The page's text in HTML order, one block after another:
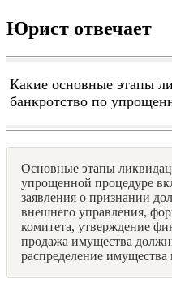
Юрист отвечает
Какие основные этапы
банкротство по
Основные этапы
упрощенной процедуре
заявления о признании
внешнего управления,
комитета, утверждение
продажа имущества
распределение